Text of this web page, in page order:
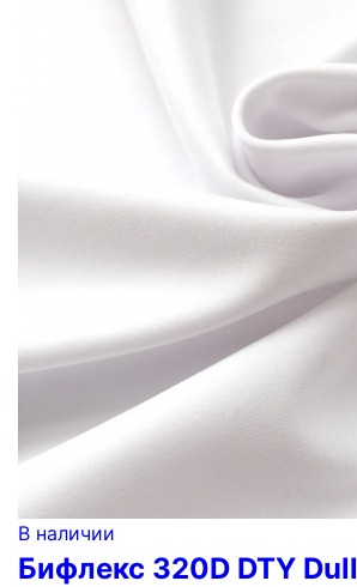
В наличии
Бифлекс 320D DTY Dull